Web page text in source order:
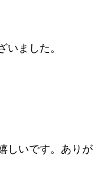
ました。
しいです。ありが